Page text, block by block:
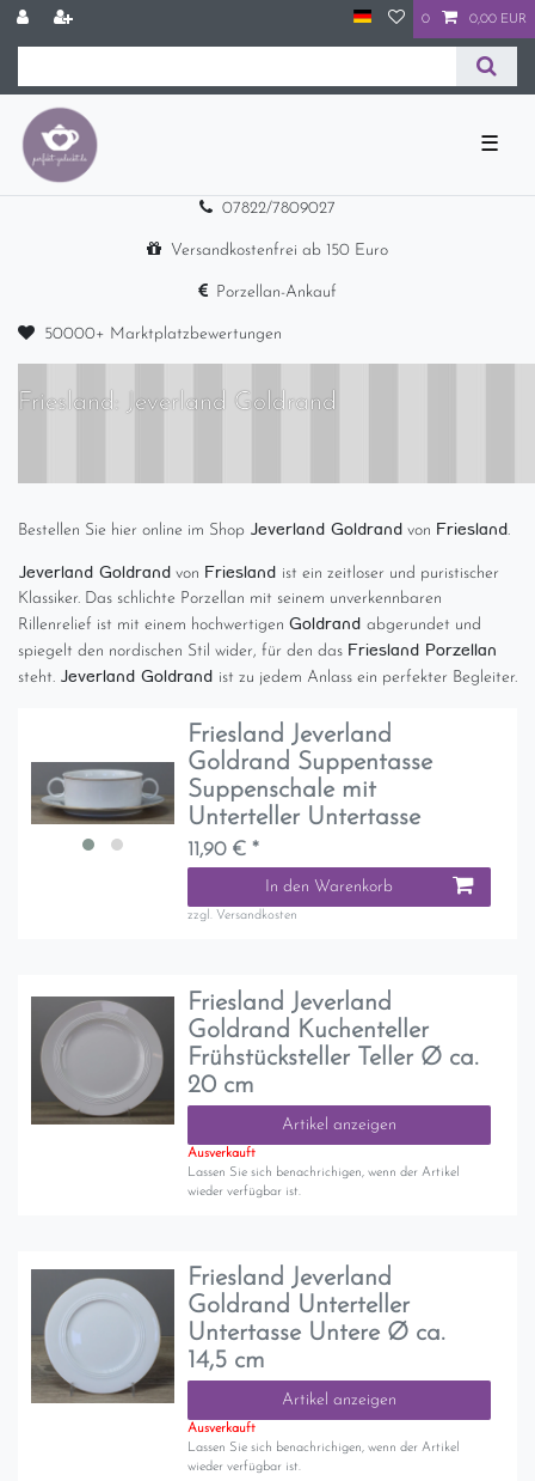
0 0,00 EUR
☰
07822/7809027
Versandkostenfrei ab 150 Euro
Porzellan-Ankauf
50000+ Marktplatzbewertungen
Friesland: Jeverland Goldrand
Bestellen Sie hier online im Shop Jeverland Goldrand von Friesland.
Jeverland Goldrand von Friesland ist ein zeitloser und puristischer
Klassiker. Das schlichte Porzellan mit seinem unverkennbaren
Rillenrelief ist mit einem hochwertigen Goldrand abgerundet und
spiegelt den nordischen Stil wider, für den das Friesland Porzellan
steht. Jeverland Goldrand ist zu jedem Anlass ein perfekter Begleiter.
Friesland Jeverland
Goldrand Suppentasse
Suppenschale mit
Unterteller Untertasse
11,90 € *
In den Warenkorb
zzgl. Versandkosten
Friesland Jeverland
Goldrand Kuchenteller
Frühstücksteller Teller Ø ca.
20 cm
Artikel anzeigen
Ausverkauft
Lassen Sie sich benachrichigen, wenn der Artikel
wieder verfügbar ist.
Friesland Jeverland
Goldrand Unterteller
Untertasse Untere Ø ca.
14,5 cm
Artikel anzeigen
Ausverkauft
Lassen Sie sich benachrichigen, wenn der Artikel
wieder verfügbar ist.